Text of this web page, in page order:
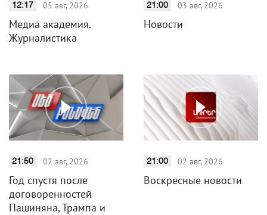
12:17 05 авг, 2026
Медиа академия.
Журналистика
21:00 03 авг, 2026
Новости
21:50 02 авг, 2026
Год спустя после
договоренностей
Пашиняна, Трампа и
21:00 02 авг, 2026
Воскресные новости